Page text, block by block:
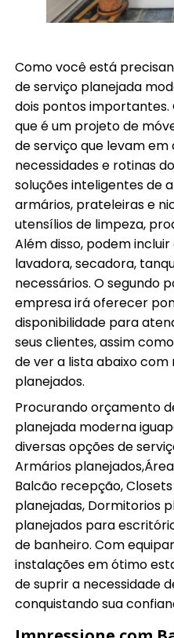
Como você está
de serviço planejada
dois pontos
que é um projeto de
de serviço que levam em
necessidades e rotinas
soluções inteligentes de
armários, prateleiras e
utensílios de limpeza,
Além disso, podem
lavadora, secadora,
necessários. O segundo
empresa irá oferecer
disponibilidade para
seus clientes, assim
de ver a lista abaixo
planejados.
Procurando orçamento
planejada moderna
diversas opções de
Armários
Balcão recepção,
planejadas, Dormitorios
planejados para
de banheiro. Com
instalações em ótimo
de suprir a necessidade
conquistando sua